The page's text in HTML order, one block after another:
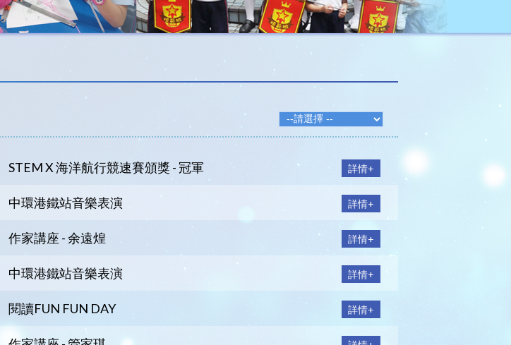
STEM X 海洋航行競速賽頒獎 - 冠軍 詳情+
中環港鐵站音樂表演 詳情+
作家講座 - 余遠煌 詳情+
中環港鐵站音樂表演 詳情+
閱讀FUN FUN DAY 詳情+